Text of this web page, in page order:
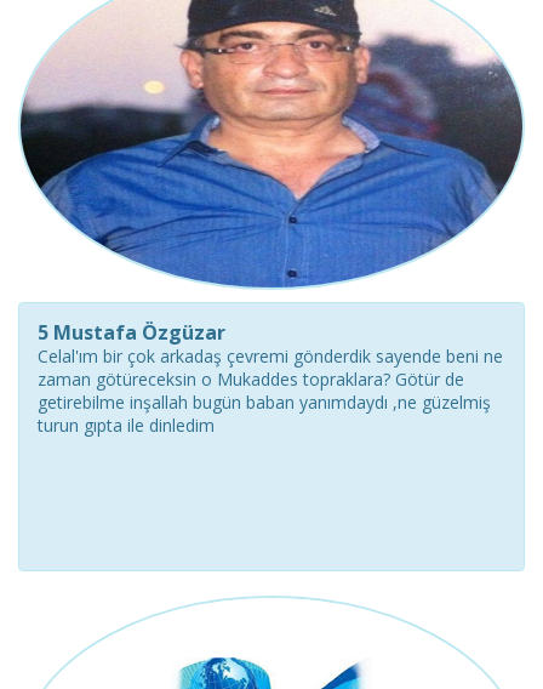
5 Mustafa Özgüzar
Celal'ım bir çok arkadaş çevremi gönderdik sayende beni ne
zaman götüreceksin o Mukaddes topraklara? Götür de
getirebilme inşallah bugün baban yanımdaydı ,ne güzelmiş
turun gıpta ile dinledim